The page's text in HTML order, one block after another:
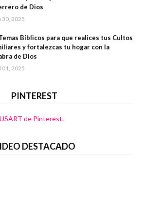
de Dios
30, 2025
Bíblicos para que realices tus Cultos
y fortalezcas tu hogar con la
de Dios
01, 2025
PINTEREST
de Pinterest.
DESTACADO